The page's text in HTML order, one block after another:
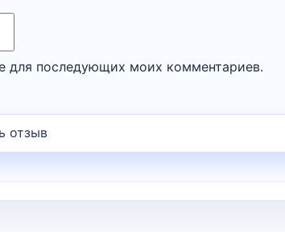
для последующих моих комментариев.